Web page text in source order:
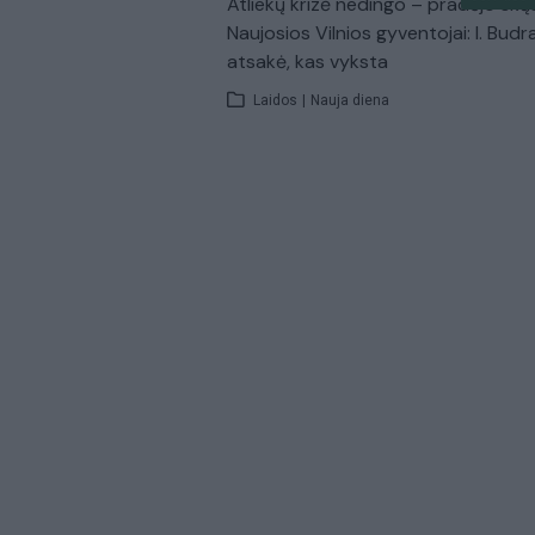
Naujosios Vilnios gyventojai: I.
atsakė, kas vyksta
Laidos | Nauja diena